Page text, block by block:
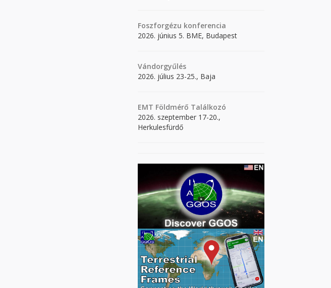
Foszforgézu konferencia
2026. június 5. BME, Budapest
Vándorgyűlés
2026. július 23-25., Baja
EMT Földmérő Találkozó
2026. szeptember 17-20.,
Herkulesfürdő